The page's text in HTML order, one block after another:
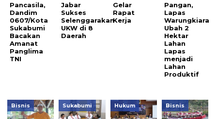
Pancasila,
Dandim
0607/Kota
Sukabumi
Bacakan
Amanat
Panglima
TNI
Jabar
Sukses
Selenggarakan
UKW di 8
Daerah
Gelar
Rapat
Kerja
Pangan,
Lapas
Warungkiara
Ubah 2
Hektar
Lahan
Lapas
menjadi
Lahan
Produktif
Bisnis Sukabumi Hukum Bisnis